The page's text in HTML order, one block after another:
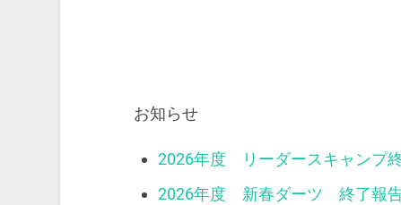
お知らせ
2026年度 リーダースキャンプ
2026年度 新春ダーツ 終了報